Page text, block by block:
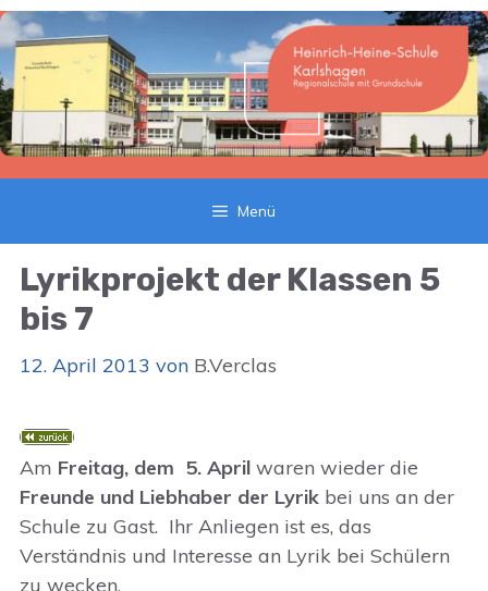
Zum
Inhalt
springen
Menü
Lyrikprojekt der Klassen 5
bis 7
12. April 2013 von B.Verclas
Am Freitag, dem 5. Aprilwaren wieder die
Freunde und Liebhaber der Lyrikbei uns an der
Schule zu Gast. Ihr Anliegen ist es, das
Verständnis und Interesse an Lyrik bei Schülern
zu wecken.